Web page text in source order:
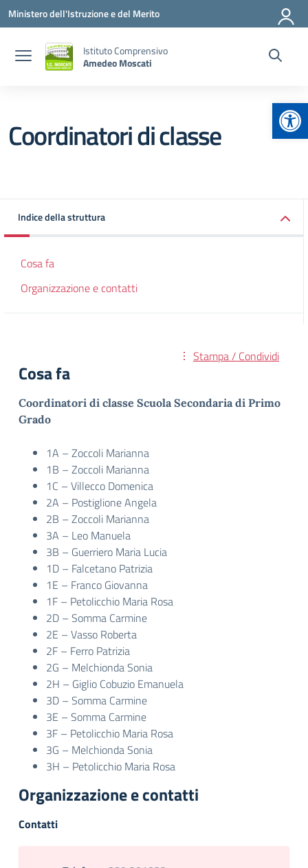
Vai ai contenuti
Vai al menu di navigazione
Vai al footer
Ministero dell'Istruzione e del Merito
Istituto Comprensivo
Amedeo Moscati
Coordinatori di classe
Indice della struttura
Cosa fa
Organizzazione e contatti
Stampa / Condividi
Cosa fa
Coordinatori di classe Scuola Secondaria di Primo
Grado
1A – Zoccoli Marianna
1B – Zoccoli Marianna
1C – Villecco Domenica
2A – Postiglione Angela
2B – Zoccoli Marianna
3A – Leo Manuela
3B – Guerriero Maria Lucia
1D – Falcetano Patrizia
1E – Franco Giovanna
1F – Petolicchio Maria Rosa
2D – Somma Carmine
2E – Vasso Roberta
2F – Ferro Patrizia
2G – Melchionda Sonia
2H – Giglio Cobuzio Emanuela
3D – Somma Carmine
3E – Somma Carmine
3F – Petolicchio Maria Rosa
3G – Melchionda Sonia
3H – Petolicchio Maria Rosa
Organizzazione e contatti
Contatti